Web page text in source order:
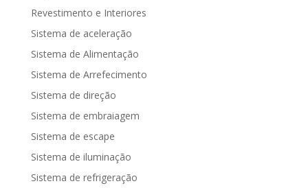
Revestimento e Interiores
Sistema de aceleração
Sistema de Alimentação
Sistema de Arrefecimento
Sistema de direção
Sistema de embraiagem
Sistema de escape
Sistema de iluminação
Sistema de refrigeração